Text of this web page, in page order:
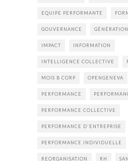
EQUIPE PERFORMANTE
GOUVERNANCE
IMPACT INFORMATION
INTELLIGENCE COLLECTIVE
MOIS B CORP OPENGENEVA
PERFORMANCE
PERFORMANCE COLLECTIVE
PERFORMANCE D'ENTREPRISE
PERFORMANCE INDIVIDUELLE
REORGANISATION RH